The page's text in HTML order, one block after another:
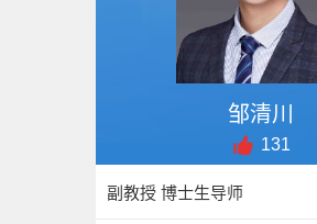
邹清川
131
副教授 博士生导师